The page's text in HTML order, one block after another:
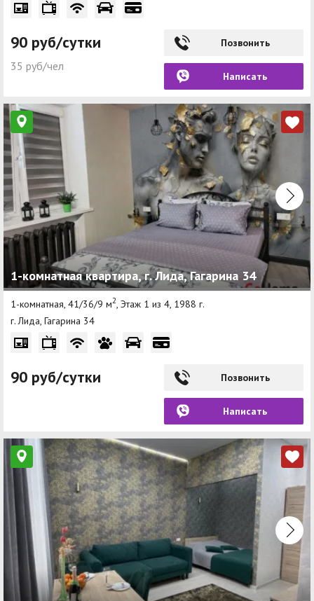
90 руб/сутки
35 руб/чел
Позвонить
Написать
1-комнатная квартира, г. Лида, Гагарина 34
1-комнатная, 41/36/9 м2, Этаж 1 из 4, 1988 г.
г. Лида, Гагарина 34
90 руб/сутки Позвонить
Написать